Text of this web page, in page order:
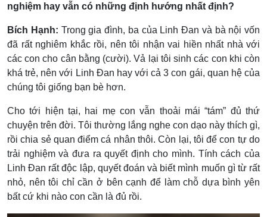
nghiệm hay vẫn có những định hướng nhất định?
Bích Hạnh: Trong gia đình, ba của Linh Đan và bà nội vốn
đã rất nghiêm khắc rồi, nên tôi nhận vai hiền nhất nhà với
các con cho cân bằng (cười). Vả lại tôi sinh các con khi còn
khá trẻ, nên với Linh Đan hay với cả 3 con gái, quan hệ của
chúng tôi giống bạn bè hơn.
Cho tới hiện tại, hai mẹ con vẫn thoải mái “tám” đủ thứ
chuyện trên đời. Tôi thường lắng nghe con dạo này thích gì,
rồi chia sẻ quan điểm cá nhân thôi. Còn lại, tôi để con tự do
trải nghiệm và đưa ra quyết định cho mình. Tính cách của
Linh Đan rất độc lập, quyết đoán và biết mình muốn gì từ rất
nhỏ, nên tôi chỉ cần ở bên cạnh để làm chỗ dựa bình yên
bất cứ khi nào con cần là đủ rồi.